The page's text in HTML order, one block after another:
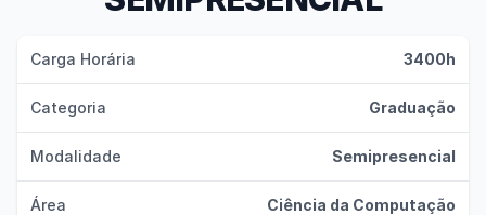
Carga Horária 3400h
Categoria Graduação
Modalidade Semipresencial
Área Ciência da Computação